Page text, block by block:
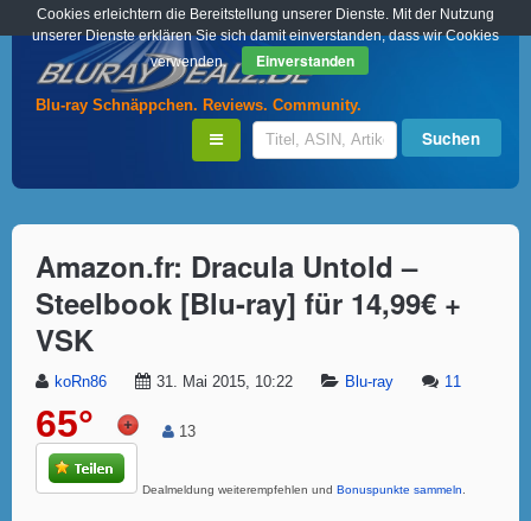
Blu-ray Schnäppchen. Reviews. Community.
Amazon.fr: Dracula Untold –
Steelbook [Blu-ray] für 14,99€ +
VSK
koRn86 31. Mai 2015, 10:22 Blu-ray 11
65° 13
Dealmeldung weiterempfehlen und Bonuspunkte sammeln
Cookies erleichtern die Bereitstellung unserer Dienste. Mit der Nutzung
unserer Dienste erklären Sie sich damit einverstanden, dass wir Cookies
verwenden.
Einverstanden